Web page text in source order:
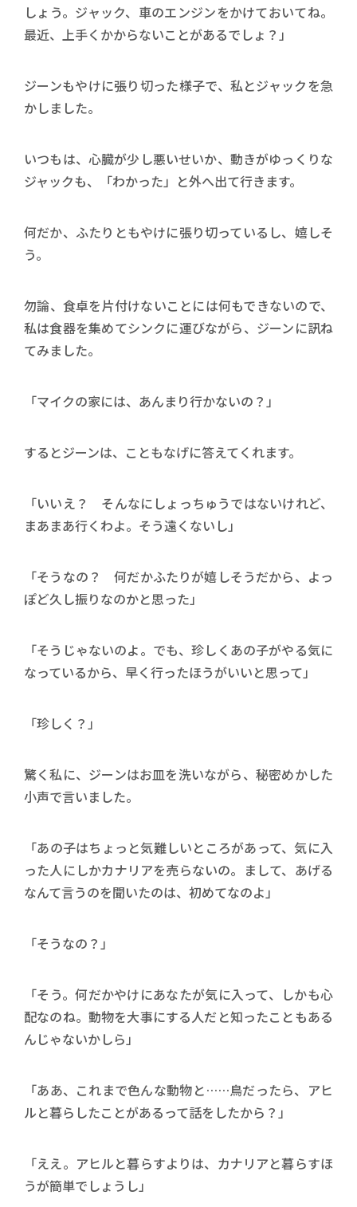
しょう。ジャック、車のエンジンをかけておいてね。
最近、上手くかからないことがあるでしょ？」
ジーンもやけに張り切った様子で、私とジャックを急
かしました。
いつもは、心臓が少し悪いせいか、動きがゆっくりな
ジャックも、「わかった」と外へ出て行きます。
何だか、ふたりともやけに張り切っているし、嬉しそ
う。
勿論、食卓を片付けないことには何もできないので、
私は食器を集めてシンクに運びながら、ジーンに訊ね
てみました。
「マイクの家には、あんまり行かないの？」
するとジーンは、こともなげに答えてくれます。
「いいえ？ そんなにしょっちゅうではないけれど、
まあまあ行くわよ。そう遠くないし」
「そうなの？ 何だかふたりが嬉しそうだから、よっ
ぽど久し振りなのかと思った」
「そうじゃないのよ。でも、珍しくあの子がやる気に
なっているから、早く行ったほうがいいと思って」
「珍しく？」
驚く私に、ジーンはお皿を洗いながら、秘密めかした
小声で言いました。
「あの子はちょっと気難しいところがあって、気に入
った人にしかカナリアを売らないの。まして、あげる
なんて言うのを聞いたのは、初めてなのよ」
「そうなの？」
「そう。何だかやけにあなたが気に入って、しかも心
配なのね。動物を大事にする人だと知ったこともある
んじゃないかしら」
「ああ、これまで色んな動物と……鳥だったら、アヒ
ルと暮らしたことがあるって話をしたから？」
「ええ。アヒルと暮らすよりは、カナリアと暮らすほ
うが簡単でしょうし」